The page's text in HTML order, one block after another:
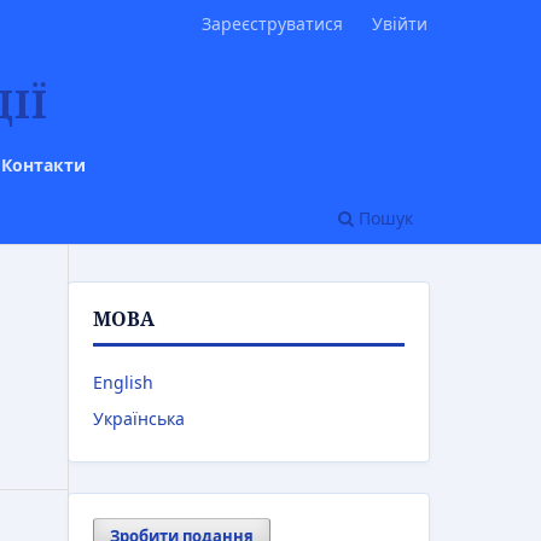
Контакти
Пошук
Зареєструватися Увійти
МОВА
English
Українська
Зробити подання